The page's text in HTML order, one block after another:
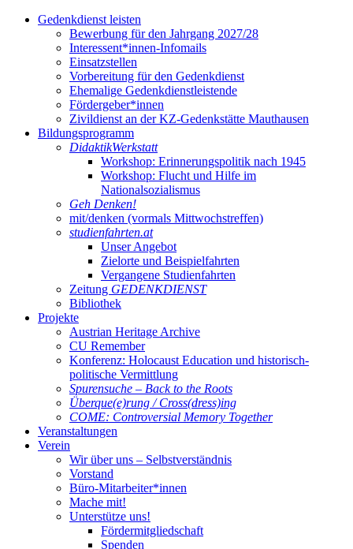
Gedenkdienst leisten
Bewerbung für den Jahrgang 2027/28
Interessent*innen-Infomails
Einsatzstellen
Vorbereitung für den Gedenkdienst
Ehemalige Gedenkdienstleistende
Fördergeber*innen
Zivildienst an der KZ-Gedenkstätte Mauthausen
Bildungsprogramm
DidaktikWerkstatt
Workshop: Erinnerungspolitik nach 1945
Workshop: Flucht und Hilfe im
Nationalsozialismus
Geh Denken!
mit/denken (vormals Mittwochstreffen)
studienfahrten.at
Unser Angebot
Zielorte und Beispielfahrten
Vergangene Studienfahrten
Zeitung GEDENKDIENST
Bibliothek
Projekte
Austrian Heritage Archive
CU Remember
Konferenz: Holocaust Education und historisch-
politische Vermittlung
Spurensuche – Back to the Roots
Überque(e)rung / Cross(dress)ing
COME: Controversial Memory Together
Veranstaltungen
Verein
Wir über uns – Selbstverständnis
Vorstand
Büro-Mitarbeiter*innen
Mache mit!
Unterstütze uns!
Fördermitgliedschaft
Spenden